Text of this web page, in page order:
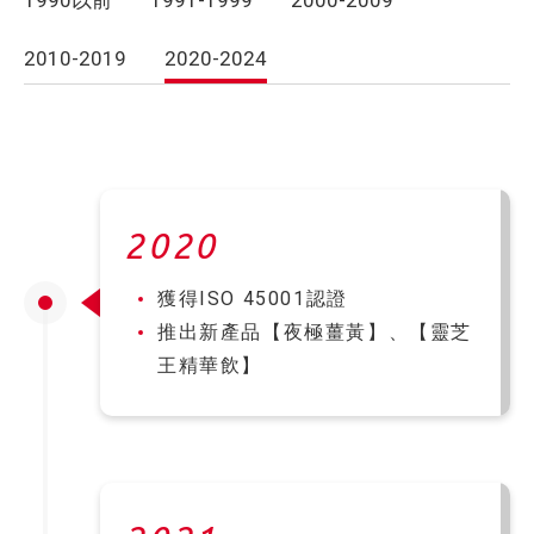
2010-2019 2020-2024
2020
獲得ISO 45001認證
推出新產品【夜極薑黃】、【靈芝
王精華飲】